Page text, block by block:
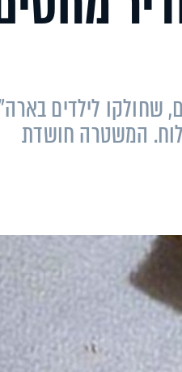
שחולקו לילדים
המשטרה חושדת